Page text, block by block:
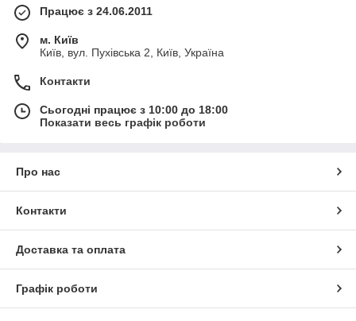
Працює з 24.06.2011
м. Київ
Київ, вул. Пухівська 2, Київ, Україна
Контакти
Сьогодні працює з 10:00 до 18:00
Показати весь графік роботи
Про нас
Контакти
Доставка та оплата
Графік роботи